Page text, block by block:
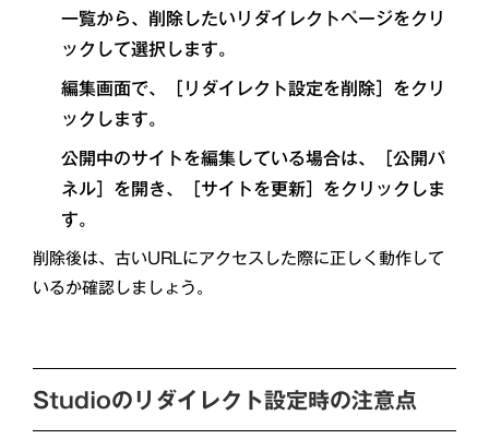
一覧から、削除したいリダイレクトページをクリ
ックして選択します。
編集画面で、［リダイレクト設定を削除］をクリ
ックします。
公開中のサイトを編集している場合は、［公開パ
ネル］を開き、［サイトを更新］をクリックしま
す。
削除後は、古いURLにアクセスした際に正しく動作して
いるか確認しましょう。
Studioのリダイレクト設定時の注意点